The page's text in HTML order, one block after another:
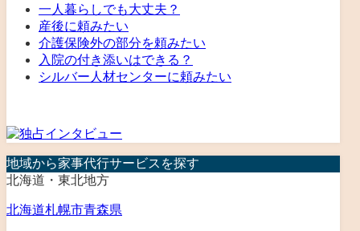
一人暮らしでも大丈夫？
産後に頼みたい
介護保険外の部分を頼みたい
入院の付き添いはできる？
シルバー人材センターに頼みたい
地域から家事代行サービスを探す
北海道・東北地方
北海道札幌市青森県